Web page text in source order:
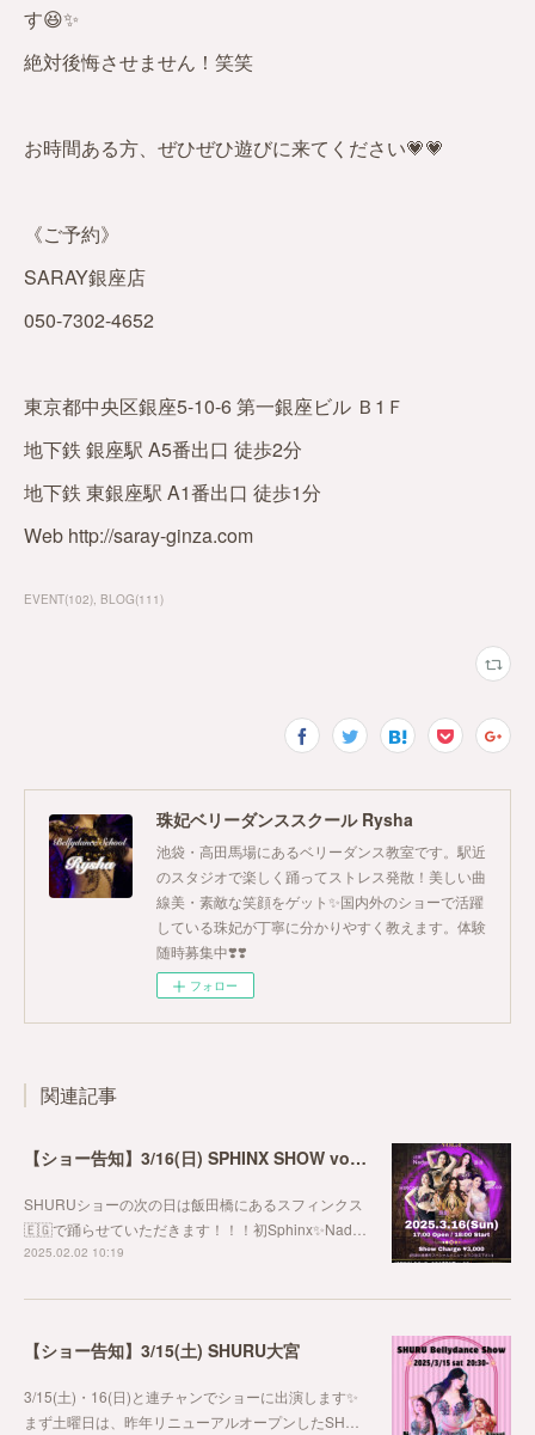
す😆✨
絶対後悔させません！笑笑
お時間ある方、ぜひぜひ遊びに来てください💗💗
《ご予約》
SARAY銀座店
050-7302-4652
東京都中央区銀座5-10-6 第一銀座ビル Ｂ1Ｆ
地下鉄 銀座駅 A5番出口 徒歩2分
地下鉄 東銀座駅 A1番出口 徒歩1分
Web http://saray-ginza.com
EVENT(102) BLOG(111)
珠妃ベリーダンススクール Rysha
池袋・高田馬場にあるベリーダンス教室です。駅近
のスタジオで楽しく踊ってストレス発散！美しい曲
線美・素敵な笑顔をゲット✨国内外のショーで活躍
している珠妃が丁寧に分かりやすく教えます。体験
随時募集中❣️❣️
フォロー
関連記事
【ショー告知】3/16(日) SPHINX SHOW vol.4
SHURUショーの次の日は飯田橋にあるスフィンクス
🇪🇬で踊らせていただきます！！！初Sphinx✨Nad…
2025.02.02 10:19
【ショー告知】3/15(土) SHURU大宮
3/15(土)・16(日)と連チャンでショーに出演します✨
まず土曜日は、昨年リニューアルオープンしたSH…